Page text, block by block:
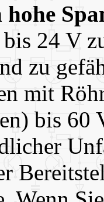
24 V
zu
mit
bis 60